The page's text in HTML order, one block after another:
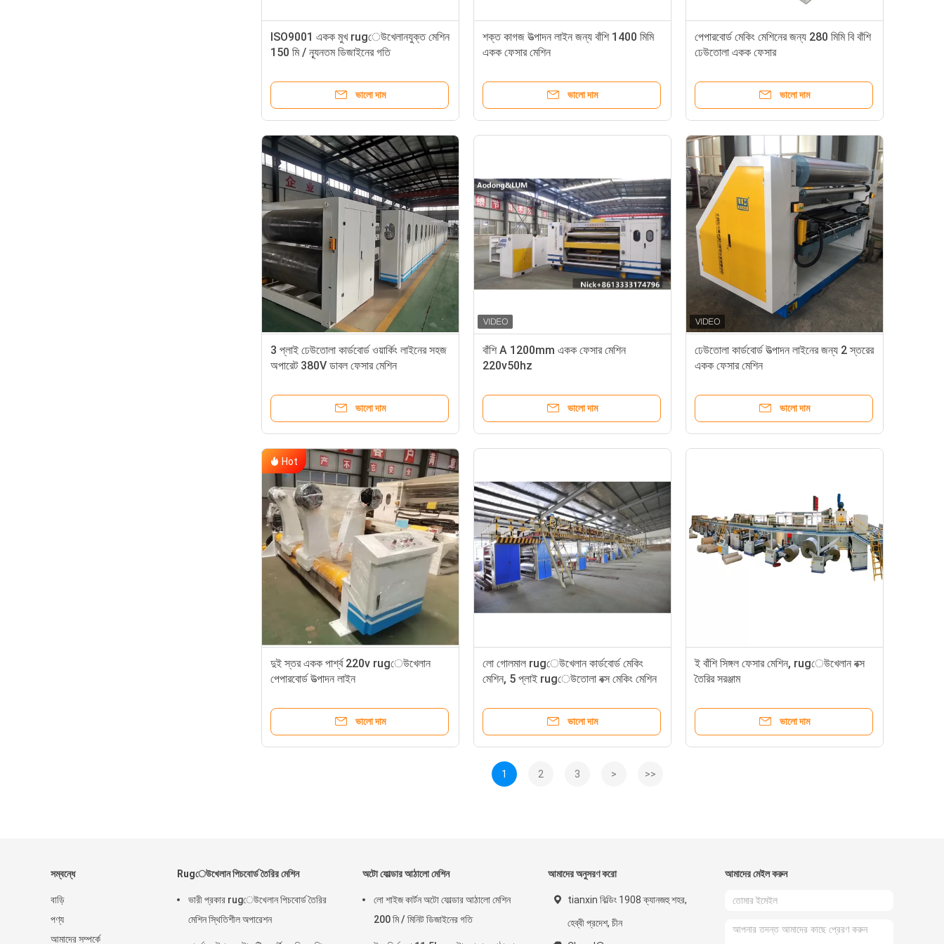
ISO9001 একক মুখ rugেউখেলানযুক্ত মেশিন
150 মি / ন্যূনতম ডিজাইনের গতি
ভালো দাম
শক্ত কাগজ উত্পাদন লাইন জন্য বাঁশি 1400 মিমি
একক ফেসার মেশিন
ভালো দাম
পেপারবোর্ড মেকিং মেশিনের জন্য 280 মিমি বি বাঁশি
ঢেউতোলা একক ফেসার
ভালো দাম
3 প্লাই ঢেউতোলা কার্ডবোর্ড ওয়ার্কিং লাইনের সহজ
অপারেট 380V ডাবল ফেসার মেশিন
ভালো দাম
বাঁশি A 1200mm একক ফেসার মেশিন
220v50hz
ভালো দাম
ঢেউতোলা কার্ডবোর্ড উত্পাদন লাইনের জন্য 2 স্তরের
একক ফেসার মেশিন
ভালো দাম
Hot
দুই স্তর একক পার্শ্ব 220v rugেউখেলান
পেপারবোর্ড উত্পাদন লাইন
ভালো দাম
লো গোলমাল rugেউখেলান কার্ডবোর্ড মেকিং
মেশিন, 5 প্লাই rugেউতোলা বক্স মেকিং মেশিন
ভালো দাম
ই বাঁশি সিঙ্গল ফেসার মেশিন, rugেউখেলান বক্স
তৈরির সরঞ্জাম
ভালো দাম
1 2 3 > >>
সম্বন্ধে
বাড়ি
পণ্য
আমাদের সম্পর্কে
Rugেউখেলান পিচবোর্ড তৈরির মেশিন
ভারী প্রকার rugেউখেলান পিচবোর্ড তৈরির
মেশিন স্থিতিশীল অপারেশন
অটো ফোল্ডার আঠালো মেশিন
লো শাইজ কার্টন অটো ফোল্ডার আঠালো মেশিন
200 মি / মিনিট ডিজাইনের গতি
আমাদের অনুসরণ করো
tianxin বিল্ডিং 1908 ক্যানজহু শহর,
হেব্বী প্রদেশ, চীন
আমাদের মেইল ​​করুন